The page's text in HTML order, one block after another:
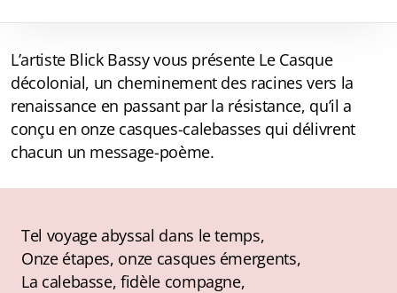
L’artiste Blick Bassy vous présente Le Casque
décolonial, un cheminement des racines vers la
renaissance en passant par la résistance, qu’il a
conçu en onze casques-calebasses qui délivrent
chacun un message-poème.
Tel voyage abyssal dans le temps,
Onze étapes, onze casques émergents,
La calebasse, fidèle compagne,